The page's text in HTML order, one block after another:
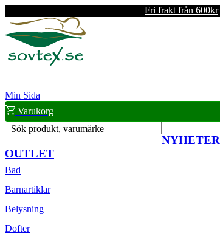
Fri frakt från 600kr
Min Sida
Varukorg
Sök produkt, varumärke
NYHETER
OUTLET
Bad
Barnartiklar
Belysning
Dofter